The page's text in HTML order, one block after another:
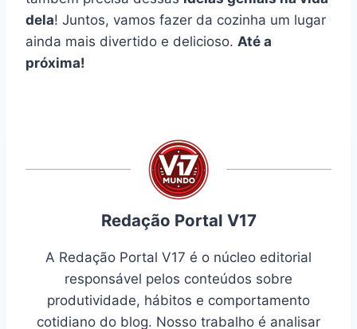
dela! Juntos, vamos fazer da cozinha um lugar
ainda mais divertido e delicioso. Até a
próxima!
Redação Portal V17
A Redação Portal V17 é o núcleo editorial
responsável pelos conteúdos sobre
produtividade, hábitos e comportamento
cotidiano do blog. Nosso trabalho é analisar